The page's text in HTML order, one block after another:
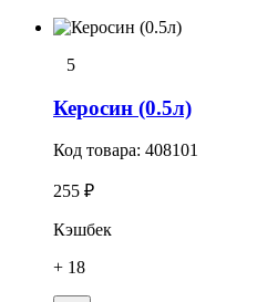
5
Керосин (0.5л)
Код товара: 408101
255 ₽
Кэшбек
+ 18